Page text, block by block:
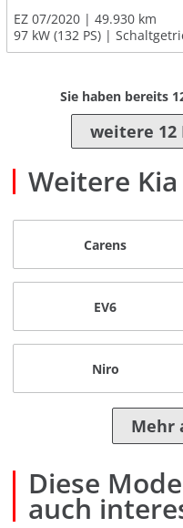
EZ 07/2020
49.930 km
97 kW (132 PS)
Sie haben bereits
weitere 12
Weitere
Carens
EV6
Niro
Mehr
Diese
auch